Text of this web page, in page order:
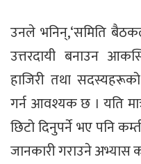
उनले भनिन्,‘समिति
उत्तरदायी बनाउन
हाजिरी तथा सदस्यहरूको
गर्न आवश्यक छ । यति
छिटो दिनुपर्ने भए पनि
जानकारी गराउने अभ्यास